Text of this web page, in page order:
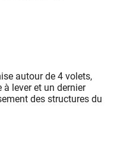
autour de 4 volets,
lever et un dernier
des structures du